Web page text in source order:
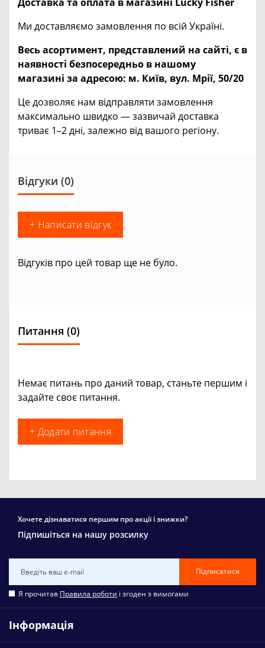
Ми доставляємо замовлення по всій Україні.
Весь асортимент, представлений на сайті, є в
наявності безпосередньо в нашому
магазині за адресою: м. Київ, вул. Мрії, 50/20
Це дозволяє нам відправляти замовлення
максимально швидко — зазвичай доставка
триває 1–2 дні, залежно від вашого регіону.
Відгуки (0)
+ Написати відгук
Відгуків про цей товар ще не було.
Питання (0)
Немає питань про даний товар, станьте першим і
задайте своє питання.
+ Додати питання
Хочете дізнаватися першим про акції і знижки?
Підпишіться на нашу розсилку
Підписатися
Я прочитав Правила роботи і згоден з вимогами
Інформація